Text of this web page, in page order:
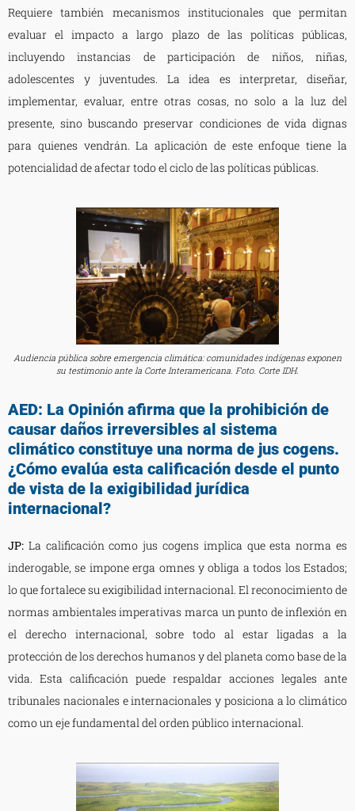
Requiere también mecanismos institucionales que permitan
evaluar el impacto a largo plazo de las políticas públicas,
incluyendo instancias de participación de niños, niñas,
adolescentes y juventudes. La idea es interpretar, diseñar,
implementar, evaluar, entre otras cosas, no solo a la luz del
presente, sino buscando preservar condiciones de vida dignas
para quienes vendrán. La aplicación de este enfoque tiene la
potencialidad de afectar todo el ciclo de las políticas públicas.
Audiencia pública sobre emergencia climática: comunidades indígenas exponen
su testimonio ante la Corte Interamericana. Foto. Corte IDH.
AED: La Opinión afirma que la prohibición de
causar daños irreversibles al sistema
climático constituye una norma de jus cogens.
¿Cómo evalúa esta calificación desde el punto
de vista de la exigibilidad jurídica
internacional?
JP: La calificación como jus cogens implica que esta norma es
inderogable, se impone erga omnes y obliga a todos los Estados;
lo que fortalece su exigibilidad internacional. El reconocimiento de
normas ambientales imperativas marca un punto de inflexión en
el derecho internacional, sobre todo al estar ligadas a la
protección de los derechos humanos y del planeta como base de la
vida. Esta calificación puede respaldar acciones legales ante
tribunales nacionales e internacionales y posiciona a lo climático
como un eje fundamental del orden público internacional.